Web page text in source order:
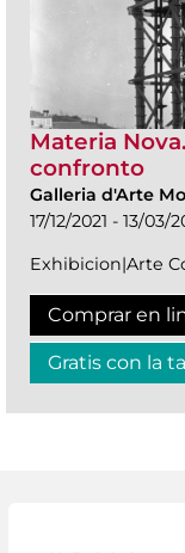
Materia
confronto
Galleria d'Arte
17/12/2021 - 13/03/
Exhibicion|Arte
Comprar en
Gratis con la